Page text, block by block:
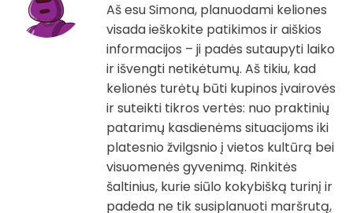
Aš esu Simona, planuodami keliones
visada ieškokite patikimos ir aiškios
informacijos – ji padės sutaupyti laiko
ir išvengti netikėtumų. Aš tikiu, kad
kelionės turėtų būti kupinos įvairovės
ir suteikti tikros vertės: nuo praktinių
patarimų kasdienėms situacijoms iki
platesnio žvilgsnio į vietos kultūrą bei
visuomenės gyvenimą. Rinkitės
šaltinius, kurie siūlo kokybišką turinį ir
padeda ne tik susiplanuoti maršrutą,